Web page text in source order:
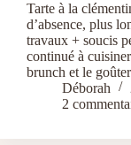
Tarte à la
d’absence, plus
travaux + soucis
continué à
brunch et le
Déborah
2